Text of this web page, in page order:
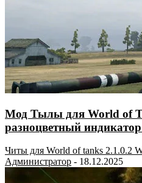
Мод Тылы для World of
разноцветный
Читы для World of tanks 2.1.0.2
Администратор - 18.12.2025